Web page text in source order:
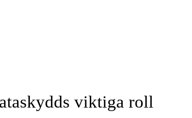
viktiga roll